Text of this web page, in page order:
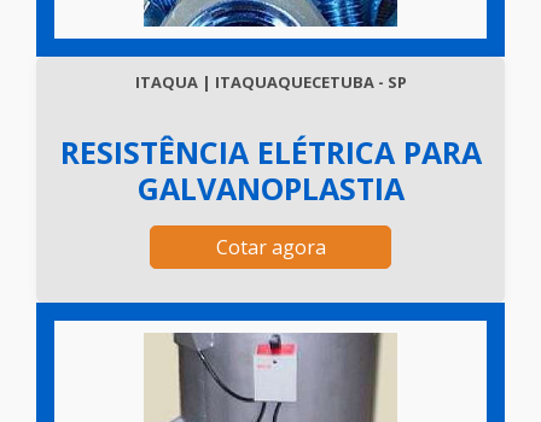
ITAQUA | ITAQUAQUECETUBA - SP
RESISTÊNCIA ELÉTRICA PARA
GALVANOPLASTIA
Cotar agora